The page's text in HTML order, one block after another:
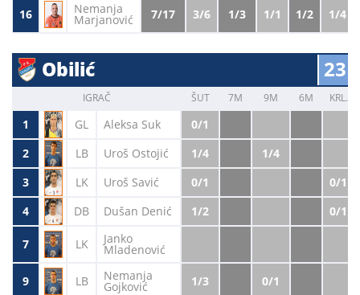
16 Nemanja
Marjanović 7/17 3/6 1/3 1/1 1/2 1/4
Obilić 23
IGRAČ ŠUT 7M 9M 6M KRL.
1 GL Aleksa Suk
0/1
2
LB Uroš Ostojić 1/4
1/4
3
LK Uroš Savić 0/1
0/1
4
DB Dušan Denić 1/2 0/1
7 LK Janko
Mladenović
9 LB Nemanja
Gojković 1/3 0/1